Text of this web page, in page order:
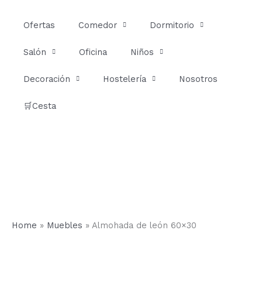
Ofertas Comedor Dormitorio
Salón Oficina Niños
Decoración Hostelería Nosotros
🛒Cesta
Home » Muebles » Almohada de león 60×30